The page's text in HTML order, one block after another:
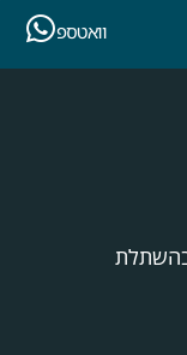
וואטספ